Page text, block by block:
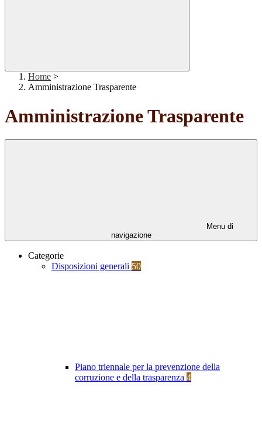
Home >
Amministrazione Trasparente
Amministrazione Trasparente
Menu di
navigazione
Categorie
Disposizioni generali 50
Piano triennale per la prevenzione della
corruzione e della trasparenza 4